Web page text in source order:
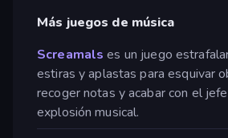
Más juegos de música
Screamals es un juego
estiras y aplastas para esquivar
recoger notas y acabar con el
explosión musical.